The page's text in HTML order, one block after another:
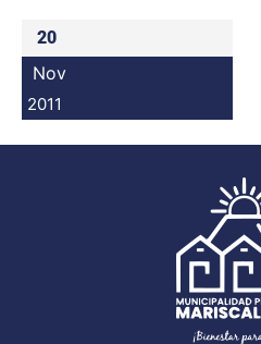
20
Nov
2011